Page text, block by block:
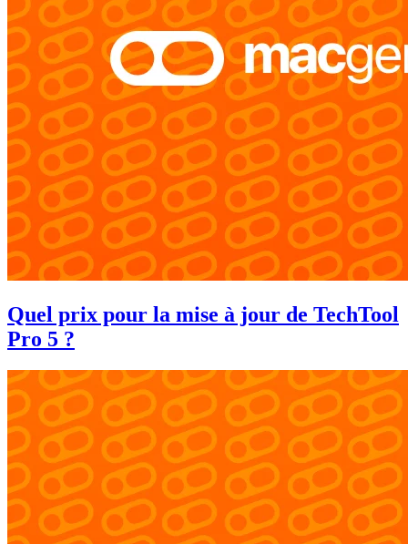
Quel prix pour la mise à jour de TechTool
Pro 5 ?